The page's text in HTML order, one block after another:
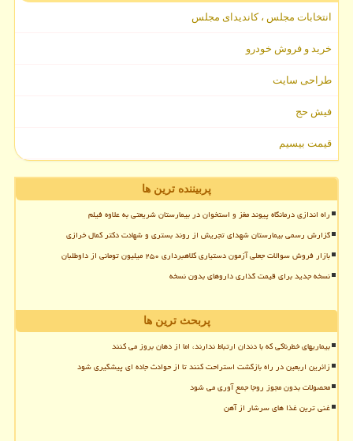
انتخابات مجلس ، کاندیدای مجلس
خرید و فروش خودرو
طراحی سایت
فیش حج
قیمت بیسیم
پربیننده ترین ها
راه اندازی درمانگاه پیوند مغز و استخوان در بیمارستان شریعتی به علاوه فیلم
گزارش رسمی بیمارستان شهدای تجریش از روند بستری و شهادت دکتر کمال خرازی
بازار فروش سوالات جعلی آزمون دستیاری کلاهبرداری ۲۵۰ میلیون تومانی از داوطلبان
نسخه جدید برای قیمت گذاری داروهای بدون نسخه
پربحث ترین ها
بیماریهای خطرناکی که با دندان ارتباط ندارند، اما از دهان بروز می کنند
زائرین اربعین در راه بازگشت استراحت کنند تا از حوادث جاده ای پیشگیری شود
محصولات بدون مجوز روجا جمع آوری می شود
غنی ترین غذا های سرشار از آهن